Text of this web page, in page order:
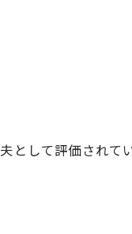
として評価されて